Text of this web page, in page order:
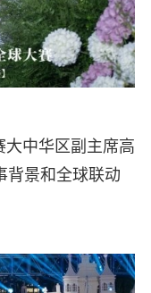
大中华区副主席高
背景和全球联动